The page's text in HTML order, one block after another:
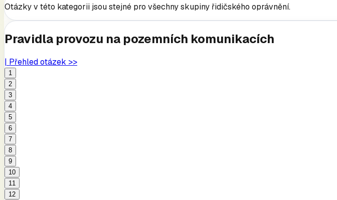
Otázky v této kategorii jsou stejné pro všechny skupiny řidičského oprávnění.
Pravidla provozu na pozemních komunikacích
| Přehled otázek >>
1
2
3
4
5
6
7
8
9
10
11
12